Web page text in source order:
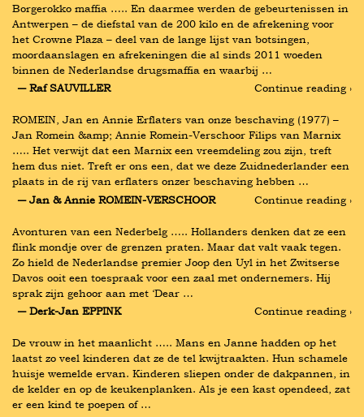
Borgerokko maffia ….. En daarmee werden de gebeurtenissen in
Antwerpen – de diefstal van de 200 kilo en de afrekening voor
het Crowne Plaza – deel van de lange lijst van botsingen,
moordaanslagen en afrekeningen die al sinds 2011 woeden
binnen de Nederlandse drugsmaffia en waarbij …
― Raf SAUVILLER
Continue reading ›
ROMEIN, Jan en Annie Erflaters van onze beschaving (1977) –
Jan Romein &amp; Annie Romein-Verschoor Filips van Marnix
….. Het verwijt dat een Marnix een vreemdeling zou zijn, treft
hem dus niet. Treft er ons een, dat we deze Zuidnederlander een
plaats in de rij van erflaters onzer beschaving hebben …
― Jan & Annie ROMEIN-VERSCHOOR
Continue reading ›
Avonturen van een Nederbelg ….. Hollanders denken dat ze een
flink mondje over de grenzen praten. Maar dat valt vaak tegen.
Zo hield de Nederlandse premier Joop den Uyl in het Zwitserse
Davos ooit een toespraak voor een zaal met ondernemers. Hij
sprak zijn gehoor aan met ‘Dear …
― Derk-Jan EPPINK
Continue reading ›
De vrouw in het maanlicht ….. Mans en Janne hadden op het
laatst zo veel kinderen dat ze de tel kwijtraakten. Hun schamele
huisje wemelde ervan. Kinderen sliepen onder de dakpannen, in
de kelder en op de keukenplanken. Als je een kast opendeed, zat
er een kind te poepen of …